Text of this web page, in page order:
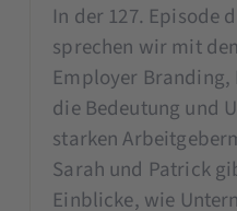
In der 127. Episode
sprechen wir mit
Employer
die Bedeutung und
starken
Sarah und Patrick
Einblicke, wie